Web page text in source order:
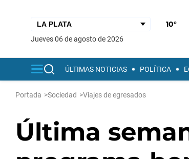
10°
jueves 06 de agosto de 2026
ÚLTIMAS NOTICIAS POLÍTICA
Portada >Sociedad >Viajes de egresados
Última